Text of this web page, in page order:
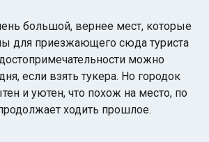
большой, вернее мест, которые
для приезжающего сюда туриста
можно
если взять тукера. Но городок
и уютен, что похож на место, по
ходить прошлое.